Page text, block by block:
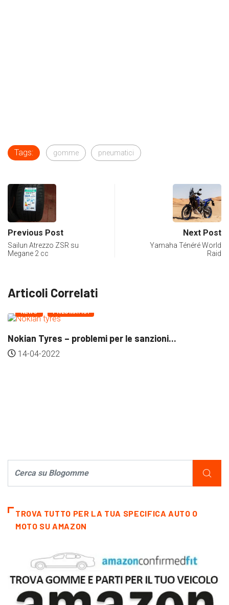
Tags: gomme pneumatici
Previous Post
Sailun Atrezzo ZSR su
Megane 2 cc
Next Post
Yamaha Ténéré World
Raid
Articoli Correlati
PNEUMATICI
Pneumatici Nankang – Come vanno?
TROVA TUTTO PER LA TUA SPECIFICA AUTO O
MOTO SU AMAZON